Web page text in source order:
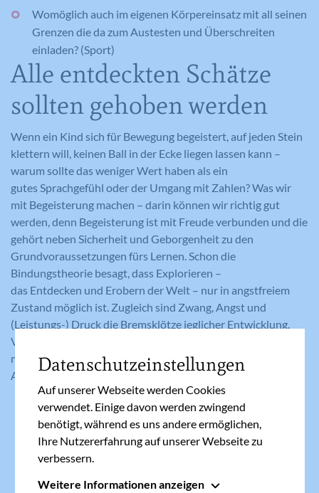
Womöglich auch im eigenen Körpereinsatz mit all seinen
Grenzen die da zum Austesten und Überschreiten
einladen? (Sport)
Alle entdeckten Schätze
sollten gehoben werden
Wenn ein Kind sich für Bewegung begeistert, auf jeden Stein
klettern will, keinen Ball in der Ecke liegen lassen kann –
warum sollte das weniger Wert haben als ein
gutes Sprachgefühl oder der Umgang mit Zahlen? Was wir
mit Begeisterung machen – darin können wir richtig gut
werden, denn Begeisterung ist mit Freude verbunden und die
gehört neben Sicherheit und Geborgenheit zu den
Grundvoraussetzungen fürs Lernen. Schon die
Bindungstheorie besagt, dass Explorieren –
das Entdecken und Erobern der Welt – nur in angstfreiem
Zustand möglich ist. Zugleich sind Zwang, Angst und
(Leistungs-) Druck die Bremsklötze jeglicher Entwicklung.
Vielleicht können wir unserem Familienalltag ganz bewusst
mehr Raum für das „Spielerische“ geben? Für das Leichte, das
Absichtslose, das Unbekümmerte und nicht zu Ernsthafte.
Ähnliche Artikel
Datenschutzeinstellungen
Auf unserer Webseite werden Cookies
verwendet. Einige davon werden zwingend
benötigt, während es uns andere ermöglichen,
Ihre Nutzererfahrung auf unserer Webseite zu
verbessern.
Weitere Informationen anzeigen